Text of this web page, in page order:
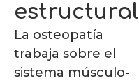
estructural
La osteopatía
trabaja sobre el
sistema músculo-